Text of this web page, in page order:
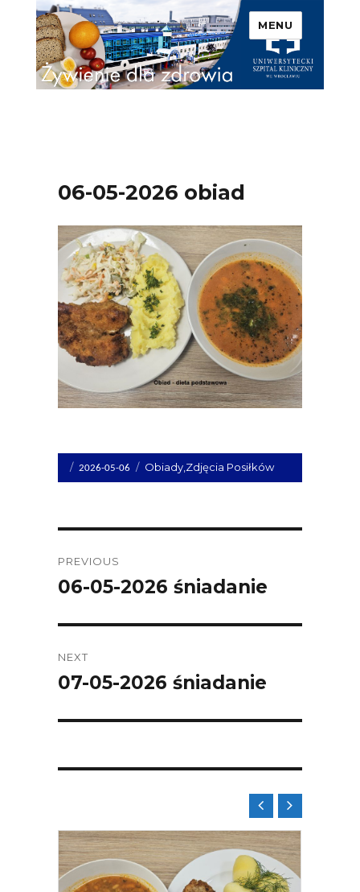
Uniwersytecki Szpital
Kliniczny we Wrocławiu –
Żywienie dla zdrowia
MENU
06-05-2026 obiad
Opublikowano
dnia
2026-05-06 Kategorie
Obiady, Zdjęcia Posiłków
navigation
PREVIOUS
Previous
06-05-2026 śniadanie
NEXT
Next
07-05-2026 śniadanie
 